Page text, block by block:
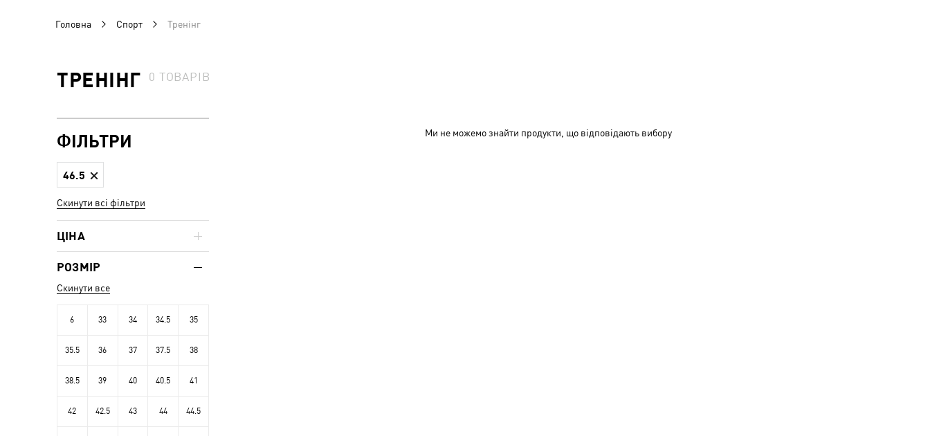
Головна Спорт Тренінг
ТРЕНІНГ 0 ТОВАРІВ
Ми не можемо знайти продукти, що відповідають вибору
ФІЛЬТРИ
46.5
Скинути всі фільтри
ЦІНА
РОЗМІР
Скинути все
6 33 34 34.5 35
35.5 36 37 37.5 38
38.5 39 40 40.5 41
42 42.5 43 44 44.5